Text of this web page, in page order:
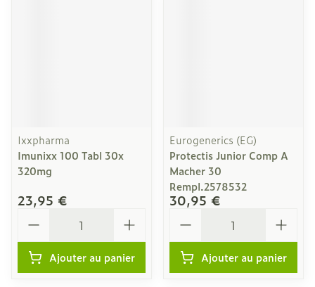
Ixxpharma
Imunixx 100 Tabl 30x
320mg
23,95 €
Ajouter au panier
Eurogenerics (EG)
Protectis Junior Comp A
Macher 30
Rempl.2578532
30,95 €
Ajouter au panier